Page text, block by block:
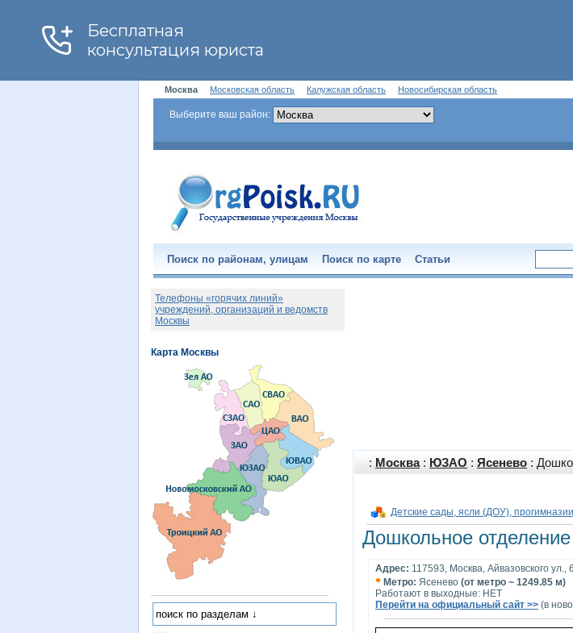
Москва Московская область Калужская область Новосибирская область
Выберите ваш район:
Поиск по районам, улицам Поиск по карте Статьи
: Москва: ЮЗАО : Ясенево :
Детские сады, ясли (ДОУ), прогимназии
Дошкольное
Адрес: 117593, Москва, Айвазовского ул.,
• Метро: Ясенево (от метро ~ 1249.85 м)
Работают в выходные: НЕТ
Перейти на официальный сайт >> (в
Телефоны «горячих линий»
учреждений, организаций и ведомств
Москвы